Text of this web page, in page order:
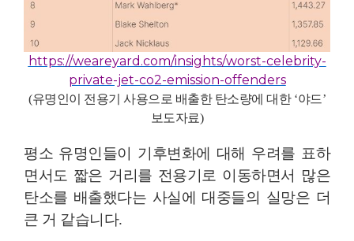
https://weareyard.com/insights/worst-celebrity-
private-jet-co2-emission-offenders
(유명인이 전용기 사용으로 배출한 탄소량에 대한 ‘야드’
보도자료)
평소 유명인들이 기후변화에 대해 우려를 표하
면서도 짧은 거리를 전용기로 이동하면서 많은
탄소를 배출했다는 사실에 대중들의 실망은 더
큰 거 같습니다.